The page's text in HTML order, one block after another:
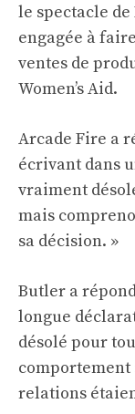
le spectacle de
engagée à
ventes de
Women’s Aid.
Arcade Fire a
écrivant dans
vraiment
mais
sa décision. »
Butler a
longue
désolé pour
comportement
relations